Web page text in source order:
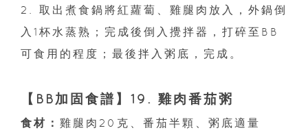
2. 取出煮食鍋將紅蘿蔔、雞腿肉放入，外鍋倒
入1杯水蒸熟；完成後倒入攪拌器，打碎至BB
可食用的程度；最後拌入粥底，完成。
【BB加固食譜】19. 雞肉番茄粥
食材： 雞腿肉20克、番茄半顆、粥底適量